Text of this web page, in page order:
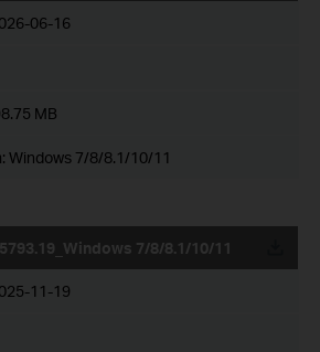
06-16
MB
Windows 7/8/8.1/10/11
7/8/8.1/10/11
11-19